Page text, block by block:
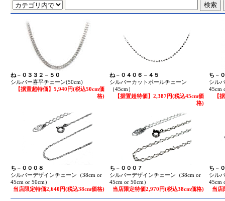
ね－０３３２－５０
シルバー喜平チェーン(50cm)
【据置超特価】5,940円(税込50cm価
格)
ね－０４０６－４５
シルバーカットボールチェーン
（45cm）
【据置超特価】2,387円(税込45cm価
格)
ち－
シル
45cm
【
ち－０００８
シルバーデザインチェーン（38cm or
45cm or 50cm）
当店限定特価2,640円(税込38cm価格)
ち－０００７
シルバーデザインチェーン（38cm or
45cm or 50cm）
当店限定特価2,970円(税込38cm価格)
ち－
シル
45cm
当店